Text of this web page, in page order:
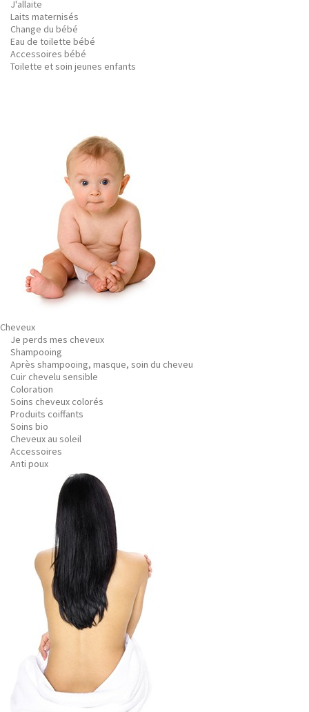
J'allaite
Laits maternisés
Change du bébé
Eau de toilette bébé
Accessoires bébé
Toilette et soin jeunes enfants
Cheveux
Je perds mes cheveux
Shampooing
Après shampooing, masque, soin du cheveu
Cuir chevelu sensible
Coloration
Soins cheveux colorés
Produits coiffants
Soins bio
Cheveux au soleil
Accessoires
Anti poux